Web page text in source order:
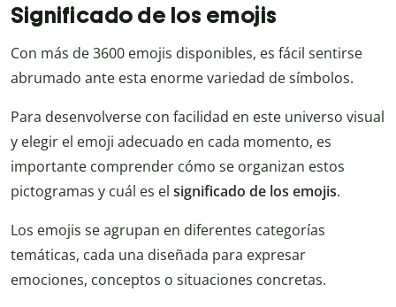
Significado de los emojis
Con más de 3600 emojis disponibles, es fácil sentirse
abrumado ante esta enorme variedad de símbolos.
Para desenvolverse con facilidad en este universo visual
y elegir el emoji adecuado en cada momento, es
importante comprender cómo se organizan estos
pictogramas y cuál es el significado de los emojis.
Los emojis se agrupan en diferentes categorías
temáticas, cada una diseñada para expresar
emociones, conceptos o situaciones concretas.